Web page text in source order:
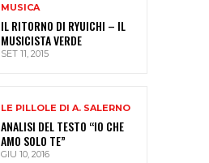
MUSICA
IL RITORNO DI RYUICHI – IL
MUSICISTA VERDE
SET 11, 2015
LE PILLOLE DI A. SALERNO
ANALISI DEL TESTO “IO CHE
AMO SOLO TE”
GIU 10, 2016